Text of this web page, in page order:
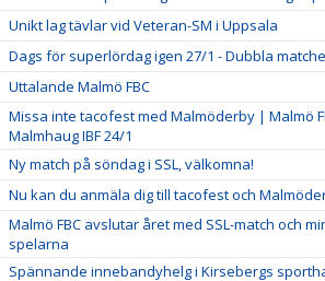
Unikt lag tävlar vid Veteran-SM i Uppsala
Dags för superlördag igen 27/1 - Dubbla
Uttalande Malmö FBC
Missa inte tacofest med Malmöderby | Malmö
Malmhaug IBF 24/1
Ny match på söndag i SSL, välkomna!
Nu kan du anmäla dig till tacofest och
Malmö FBC avslutar året med SSL-match och
spelarna
Spännande innebandyhelg i Kirsebergs